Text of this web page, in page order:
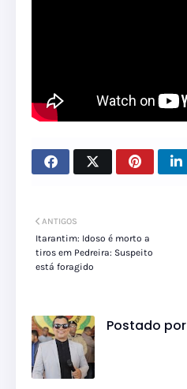
ANTIGOS
Itarantim: Idoso é morto a
tiros em Pedreira: Suspeito
está foragido
Postado por